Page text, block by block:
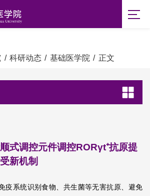
/ 科研动态 / 基础医学院 / 正文
式调控元件调控RORγt⁺抗原提
新机制
疫系统识别食物、共生菌等无害抗原、避免